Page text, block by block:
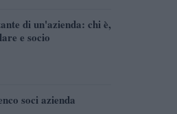
di un'azienda: chi è,
e socio
soci azienda